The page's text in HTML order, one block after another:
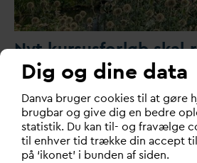
Nyt kursusforløb skal
forsyningssektoren til
krav
ansk Fjernvarme,DANV A ogDAC
kursusforløb, Strategisk By- og
Dig og dine data
Danva bruger cookies til at gøre
brugbar og give dig en bedre
statistik. Du kan til- og fravælge
til enhver tid trække din accept
på ‘ikonet’ i bunden af siden.